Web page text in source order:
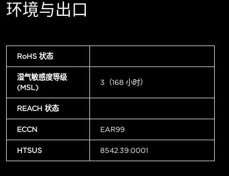
环境与出口
RoHS 状态
湿气敏感度等级
(MSL)
3（168 小时）
REACH 状态
ECCN EAR99
HTSUS 8542.39.0001